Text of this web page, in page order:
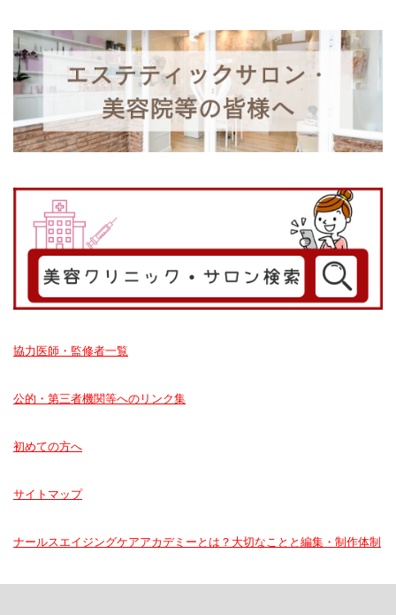
協力医師・監修者一覧
公的・第三者機関等へのリンク集
初めての方へ
サイトマップ
ナールスエイジングケアアカデミーとは？大切なことと編集・制作体制